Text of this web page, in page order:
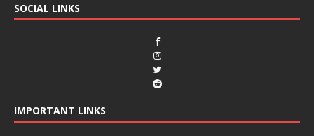
SOCIAL LINKS
IMPORTANT LINKS